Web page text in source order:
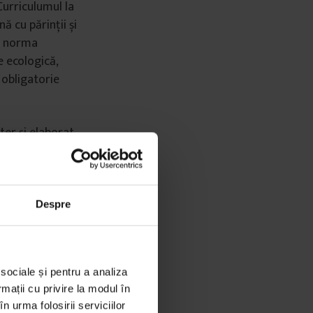
Despre
și pentru a analiza
cu privire la modul în
urma folosirii serviciilor
la
cu părinții și
ecologică,
și elaborat
după